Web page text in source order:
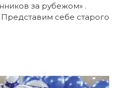
за рубежом» .
себе старого